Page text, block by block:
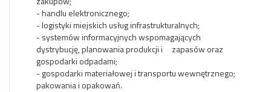
- handlu elektronicznego;
- logistyki miejskich usług infrastrukturalnych;
- systemów informacyjnych wspomagających
dystrybucję, planowania produkcji i zapasów oraz
gospodarki odpadami;
- gospodarki materiałowej i transportu wewnętrznego;
pakowania i opakowań.